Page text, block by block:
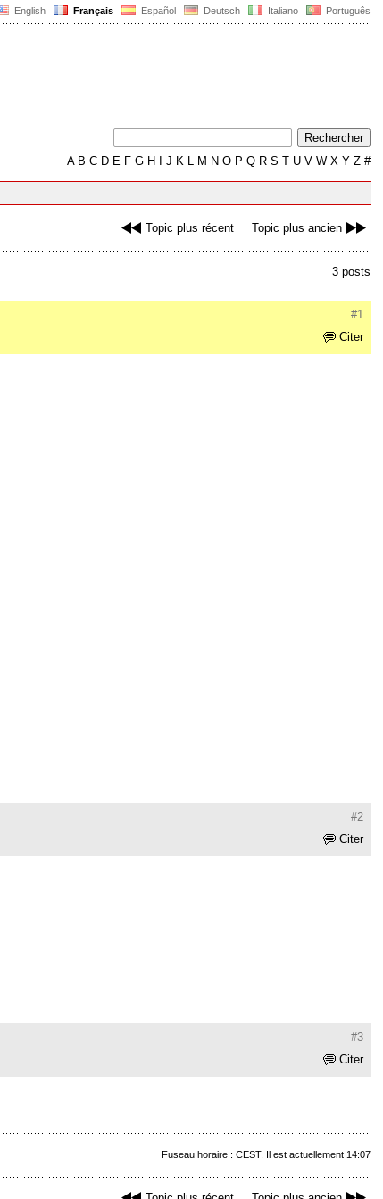
English Français Español Deutsch Italiano Português
AB C D E F G H J K L M N O P Q R S T U V W X Y Z #
Topic plus récent Topic plus ancien
3 posts
#1
Citer
#2
Citer
#3
Citer
Fuseau horaire : CEST. Il est actuellement 14:07